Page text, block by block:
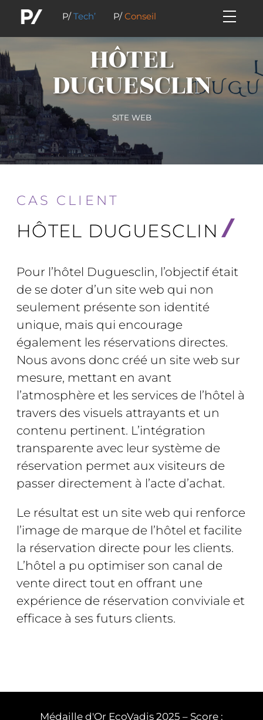
P/Tech’ P/Conseil
HÔTEL
DUGUESCLIN
SITE WEB
CAS CLIENT
HÔTEL DUGUESCLIN
Pour l’hôtel Duguesclin, l’objectif était
de se doter d’un site web qui non
seulement présente son identité
unique, mais qui encourage
également les réservations directes.
Nous avons donc créé un site web sur
mesure, mettant en avant
l’atmosphère et les services de l’hôtel à
travers des visuels attrayants et un
contenu pertinent. L’intégration
transparente avec leur système de
réservation permet aux visiteurs de
passer directement à l’acte d’achat.
Le résultat est un site web qui renforce
l’image de marque de l’hôtel et facilite
la réservation directe pour les clients.
L’hôtel a pu optimiser son canal de
vente direct tout en offrant une
expérience de réservation conviviale et
efficace à ses futurs clients.
Médaille d'Or EcoVadis 2025 – Score :